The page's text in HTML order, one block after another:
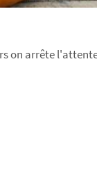
on arrête